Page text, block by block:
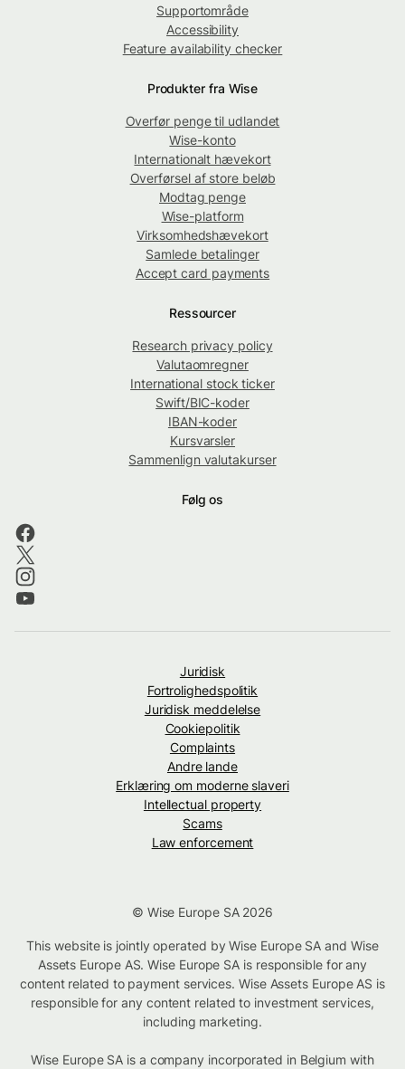
Supportområde
Accessibility
Feature availability checker
Produkter fra Wise
Overfør penge til udlandet
Wise-konto
Internationalt hævekort
Overførsel af store beløb
Modtag penge
Wise-platform
Virksomhedshævekort
Samlede betalinger
Accept card payments
Ressourcer
Research privacy policy
Valutaomregner
International stock ticker
Swift/BIC-koder
IBAN-koder
Kursvarsler
Sammenlign valutakurser
Følg os
Juridisk
Fortrolighedspolitik
Juridisk meddelelse
Cookiepolitik
Complaints
Andre lande
Erklæring om moderne slaveri
Intellectual property
Scams
Law enforcement
© Wise Europe SA 2026
This website is jointly operated by Wise Europe SA and Wise
Assets Europe AS. Wise Europe SA is responsible for any
content related to payment services. Wise Assets Europe AS is
responsible for any content related to investment services,
including marketing.
Wise Europe SA is a company incorporated in Belgium with